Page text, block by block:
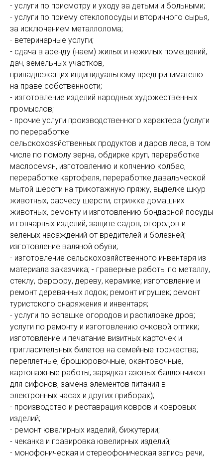
- услуги по присмотру и уходу за детьми и больными;
- услуги по приему стеклопосуды и вторичного сырья,
за исключением металлолома;
- ветеринарные услуги;
- сдача в аренду (наем) жилых и нежилых помещений,
дач, земельных участков,
принадлежащих индивидуальному предпринимателю
на праве собственности;
- изготовление изделий народных художественных
промыслов;
- прочие услуги производственного характера (услуги
по переработке
сельскохозяйственных продуктов и даров леса, в том
числе по помолу зерна, обдирке круп, переработке
маслосемян, изготовлению и копчению колбас,
переработке картофеля, переработке давальческой
мытой шерсти на трикотажную пряжу, выделке шкур
животных, расчесу шерсти, стрижке домашних
животных, ремонту и изготовлению бондарной посуды
и гончарных изделий, защите садов, огородов и
зеленых насаждений от вредителей и болезней;
изготовление валяной обуви;
- изготовление сельскохозяйственного инвентаря из
материала заказчика; - граверные работы по металлу,
стеклу, фарфору, дереву, керамике; изготовление и
ремонт деревянных лодок; ремонт игрушек; ремонт
туристского снаряжения и инвентаря;
- услуги по вспашке огородов и распиловке дров;
услуги по ремонту и изготовлению очковой оптики;
изготовление и печатание визитных карточек и
пригласительных билетов на семейные торжества;
переплетные, брошюровочные, окантовочные,
картонажные работы; зарядка газовых баллончиков
для сифонов, замена элементов питания в
электронных часах и других приборах);
- производство и реставрация ковров и ковровых
изделий;
- ремонт ювелирных изделий, бижутерии;
- чеканка и гравировка ювелирных изделий;
- монофоническая и стереофоническая запись речи,